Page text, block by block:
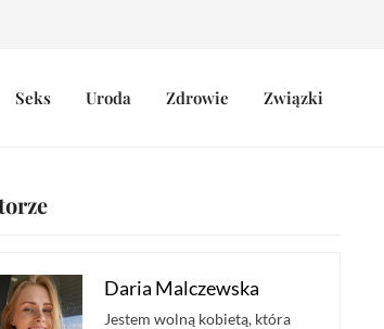
Seks Uroda Zdrowie Związki
Daria Malczewska
Jestem wolną kobietą, która